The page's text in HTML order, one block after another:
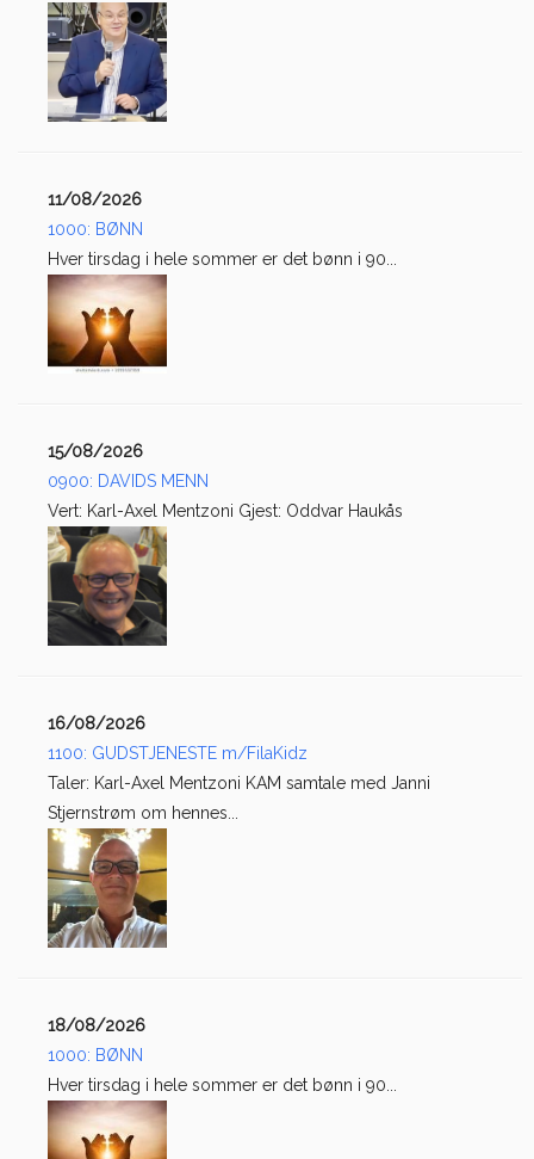
11/08/2026
1000: BØNN
Hver tirsdag i hele sommer er det bønn i 90...
15/08/2026
0900: DAVIDS MENN
Vert: Karl-Axel Mentzoni Gjest: Oddvar Haukås
16/08/2026
1100: GUDSTJENESTE m/FilaKidz
Taler: Karl-Axel Mentzoni KAM samtale med Janni
Stjernstrøm om hennes...
18/08/2026
1000: BØNN
Hver tirsdag i hele sommer er det bønn i 90...